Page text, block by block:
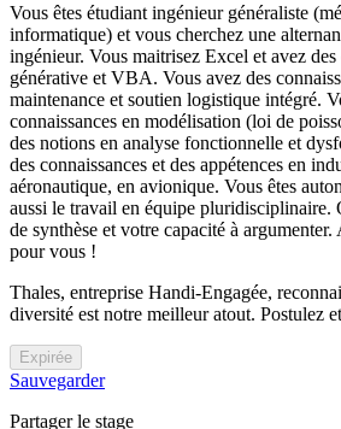
Vous êtes étudiant ingénieur généraliste
informatique) et vous cherchez une
ingénieur. Vous maitrisez Excel et avez
générative et VBA. Vous avez des
maintenance et soutien logistique intégré.
connaissances en modélisation (loi de
des notions en analyse fonctionnelle et
des connaissances et des appétences en
aéronautique, en avionique. Vous êtes
aussi le travail en équipe pluridisciplinaire.
de synthèse et votre capacité à
pour vous !
Thales, entreprise Handi-Engagée,
diversité est notre meilleur atout. Postulez
Expirée
Sauvegarder
Partager le stage